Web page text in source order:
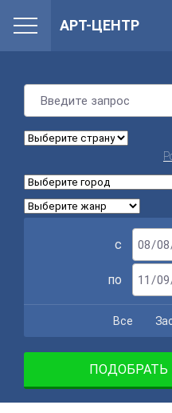
с
по
Все
АРТ-ЦЕНТР